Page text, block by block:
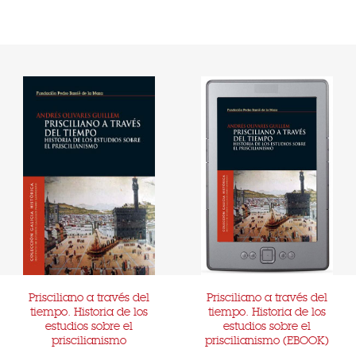
Prisciliano a través del
tiempo. Historia de los
estudios sobre el
priscilianismo
Prisciliano a través del
tiempo. Historia de los
estudios sobre el
priscilianismo (EBOOK)